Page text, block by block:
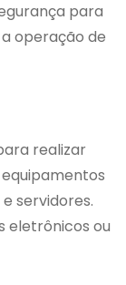
para
operação de
realizar
servidores.
eletrônicos ou